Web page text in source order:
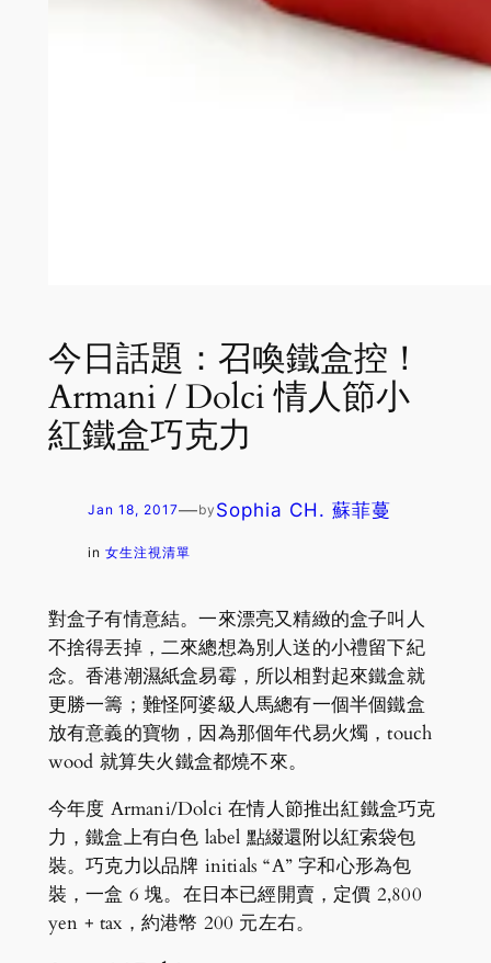
今日話題：召喚鐵盒控！
Armani / Dolci 情人節小
紅鐵盒巧克力
Jan 18, 2017—by Sophia CH. 蘇菲蔓
in 女生注視清單
對盒子有情意結。一來漂亮又精緻的盒子叫人
不捨得丟掉，二來總想為別人送的小禮留下紀
念。香港潮濕紙盒易霉，所以相對起來鐵盒就
更勝一籌；難怪阿婆級人馬總有一個半個鐵盒
放有意義的寶物，因為那個年代易火燭，touch
wood 就算失火鐵盒都燒不來。
今年度 Armani/Dolci 在情人節推出紅鐵盒巧克
力，鐵盒上有白色 label 點綴還附以紅索袋包
裝。巧克力以品牌 initials “A” 字和心形為包
裝，一盒 6 塊。在日本已經開賣，定價 2,800
yen + tax，約港幣 200 元左右。